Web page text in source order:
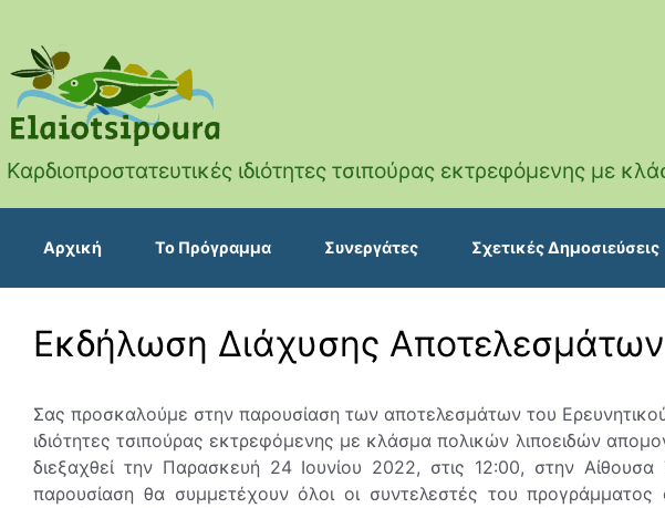
Καρδιοπροστατευτικές ιδιότητες τσιπούρας εκτρεφόμενης με
Αρχική Το Πρόγραμμα Συνεργάτες Σχετικές Δημοσιεύσεις
Εκδήλωση Διάχυσης
Σας προσκαλούμε στην παρουσίαση των αποτελεσμάτων του
ιδιότητες τσιπούρας εκτρεφόμενης με κλάσμα πολικών λιποειδών
διεξαχθεί την Παρασκευή 24 Ιουνίου 2022, στις 12:00, στην
παρουσίαση θα συμμετέχουν όλοι οι συντελεστές του προγράμματος